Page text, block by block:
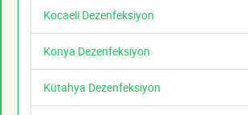
Kocaeli Dezenfeksiyon
Konya Dezenfeksiyon
Kütahya Dezenfeksiyon